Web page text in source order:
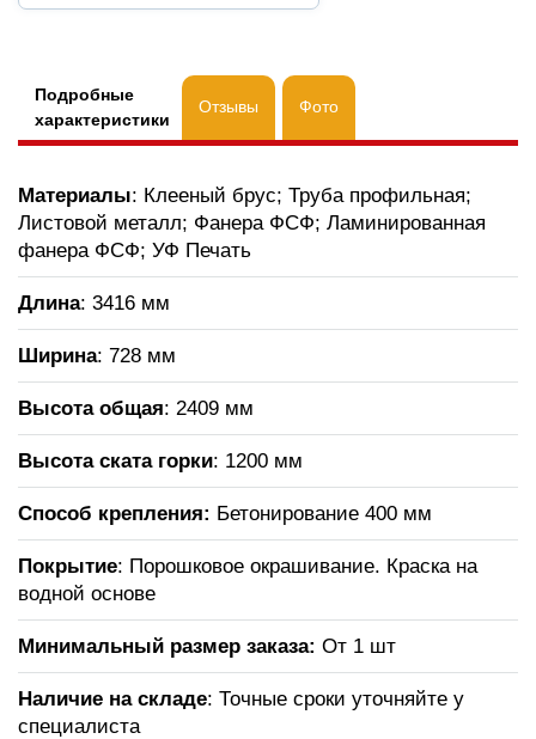
Подробные
характеристики
Отзывы Фото
Материалы: Клееный брус; Труба профильная;
Листовой металл; Фанера ФСФ; Ламинированная
фанера ФСФ; УФ Печать
Длина: 3416 мм
Ширина: 728 мм
Высота общая: 2409 мм
Высота ската горки: 1200 мм
Способ крепления: Бетонирование 400 мм
Покрытие: Порошковое окрашивание. Краска на
водной основе
Минимальный размер заказа: От 1 шт
Наличие на складе: Точные сроки уточняйте у
специалиста